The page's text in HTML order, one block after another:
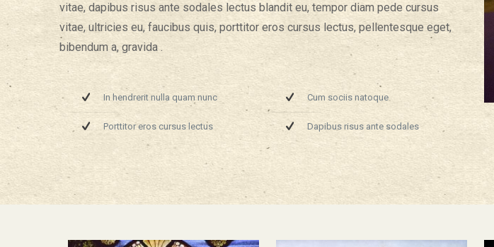
vitae, dapibus risus ante sodales lectus blandit eu, tempor diam pede cursus
vitae, ultricies eu, faucibus quis, porttitor eros cursus lectus, pellentesque eget,
bibendum a, gravida .
In hendrerit nulla quam nunc
Porttitor eros cursus lectus
Cum sociis natoque
Dapibus risus ante sodales